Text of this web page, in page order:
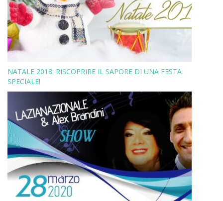
NATALE 2018: RISCOPRIRE IL SAPORE DI UNA FESTA
SPECIALE!